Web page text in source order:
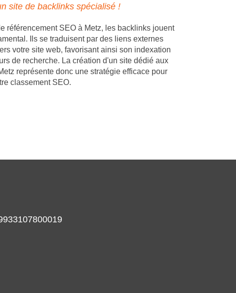
site de backlinks spécialisé !
référencement SEO à Metz, les backlinks jouent
Ils se traduisent par des liens externes
votre site web, favorisant ainsi son indexation
de recherche. La création d'un site dédié aux
représente donc une stratégie efficace pour
classement SEO.